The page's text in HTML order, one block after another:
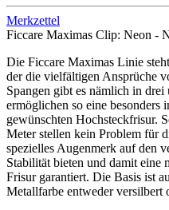
Merkzettel
Ficcare Maximas Clip: Neon -
Die Ficcare Maximas Linie
der die vielfältigen Ansprüche
Spangen gibt es nämlich in
ermöglichen so eine besonders
gewünschten Hochsteckfrisur.
Meter stellen kein Problem für
spezielles Augenmerk auf den
Stabilität bieten und damit eine
Frisur garantiert. Die Basis ist
Metallfarbe entweder versilbert